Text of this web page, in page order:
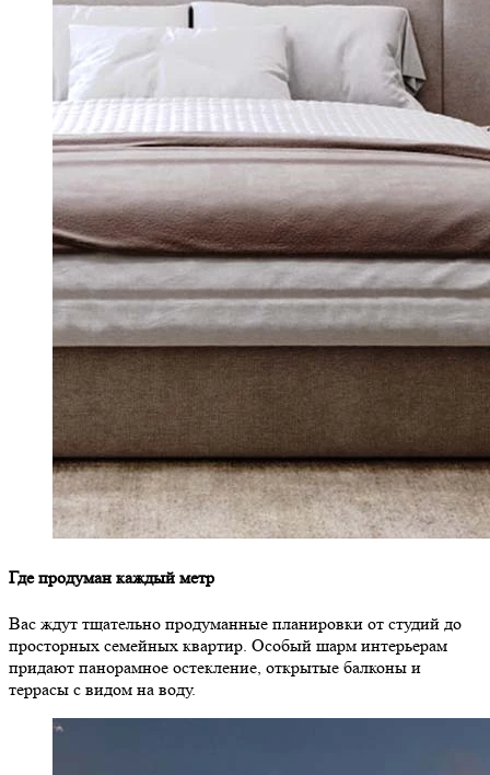
Где продуман каждый метр
Вас ждут тщательно продуманные планировки от студий до
просторных семейных квартир. Особый шарм интерьерам
придают панорамное остекление, открытые балконы и
террасы с видом на воду.